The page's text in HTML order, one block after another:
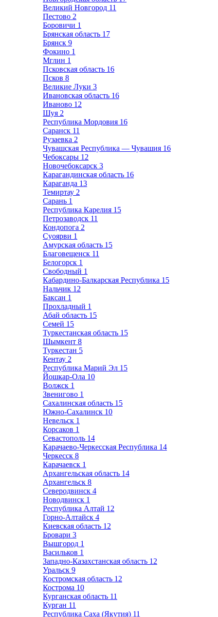
Великий Новгород 11
Пестово 2
Боровичи 1
Брянская область 17
Брянск 9
Фокино 1
Мглин 1
Псковская область 16
Псков 8
Великие Луки 3
Ивановская область 16
Иваново 12
Шуя 2
Республика Мордовия 16
Саранск 11
Рузаевка 2
Чувашская Республика — Чувашия 16
Чебоксары 12
Новочебоксарск 3
Карагандинская область 16
Караганда 13
Темиртау 2
Сарань 1
Республика Карелия 15
Петрозаводск 11
Кондопога 2
Суоярви 1
Амурская область 15
Благовещенск 11
Белогорск 1
Свободный 1
Кабардино-Балкарская Республика 15
Нальчик 12
Баксан 1
Прохладный 1
Абай область 15
Семей 15
Туркестанская область 15
Шымкент 8
Туркестан 5
Кентау 2
Республика Марий Эл 15
Йошкар-Ола 10
Волжск 1
Звенигово 1
Сахалинская область 15
Южно-Сахалинск 10
Невельск 1
Корсаков 1
Севастополь 14
Карачаево-Черкесская Республика 14
Черкесск 8
Карачаевск 1
Архангельская область 14
Архангельск 8
Северодвинск 4
Новодвинск 1
Республика Алтай 12
Горно-Алтайск 4
Киевская область 12
Бровари 3
Вышгород 1
Васильков 1
Западно-Казахстанская область 12
Уральск 9
Костромская область 12
Кострома 10
Курганская область 11
Курган 11
Республика Саха (Якутия) 11